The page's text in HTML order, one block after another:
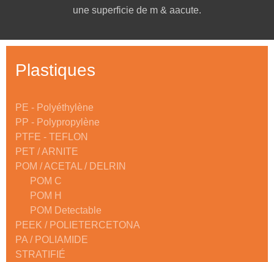
une superficie de m & aacute.
Plastiques
PE - Polyéthylène
PP - Polypropylène
PTFE - TEFLON
PET / ARNITE
POM / ACETAL / DELRIN
POM C
POM H
POM Detectable
PEEK / POLIETERCETONA
PA / POLIAMIDE
STRATIFIÉ